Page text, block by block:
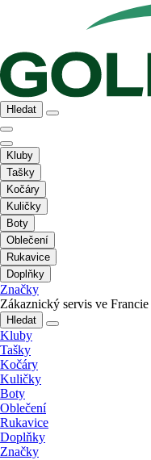
Hledat
Kluby
Tašky
Kočáry
Kuličky
Boty
Oblečení
Rukavice
Doplňky
Značky
Zákaznický servis ve Francie
Hledat
Kluby
Tašky
Kočáry
Kuličky
Boty
Oblečení
Rukavice
Doplňky
Značky